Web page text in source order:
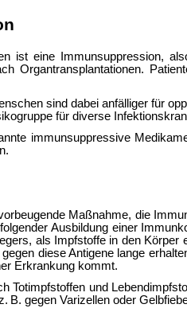
ist eine Immunsuppression,
Organtransplantationen.
sind dabei anfälliger für
für diverse
immunsuppressive
Maßnahme, die
Ausbildung einer
als
Impfstoffe in den
diese Antigene lange
Erkrankung kommt.
Totimpfstoffen und
B. gegen Varizellen oder